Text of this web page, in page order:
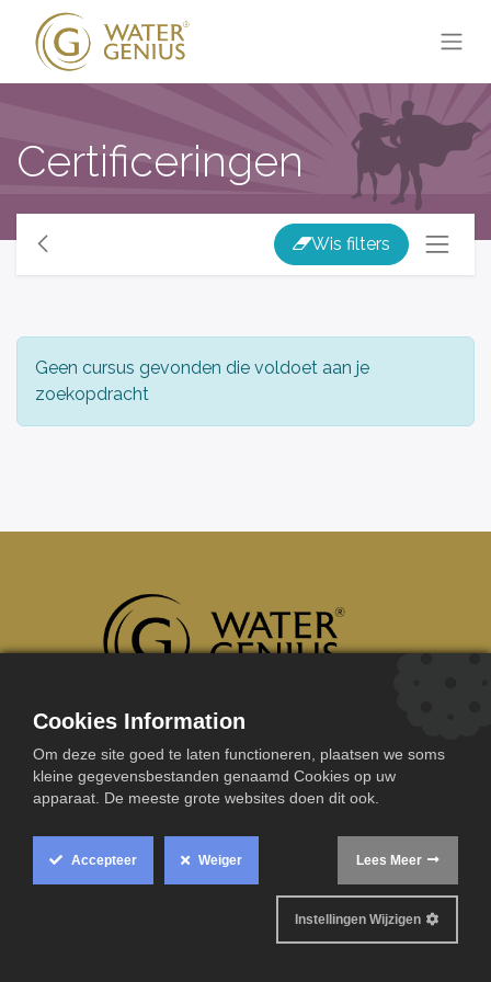
Certificeringen
Wis filters
Geen cursus gevonden die voldoet aan je
zoekopdracht
​Handige links
Startpagina
Over ons
Installateurs
Juridische afdeling
Privacybeleid
Opstart
Onderhoud
Werken bij
My Watergenius
Essentials Shop
Aanmelden
Cookies Information
Om deze site goed te laten functioneren, plaatsen we soms
kleine gegevensbestanden genaamd Cookies op uw
apparaat. De meeste grote websites doen dit ook.
Accepteer Weiger Lees Meer
Instellingen Wijzigen